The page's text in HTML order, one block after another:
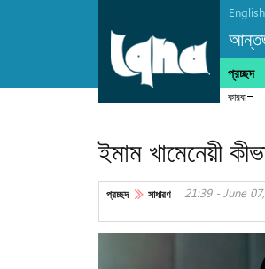
English
প্রচ্ছদ
কারবালায়
ইমাম খামেনেয়ী
প্রচ্ছদ সাধারণ 21:39 - June